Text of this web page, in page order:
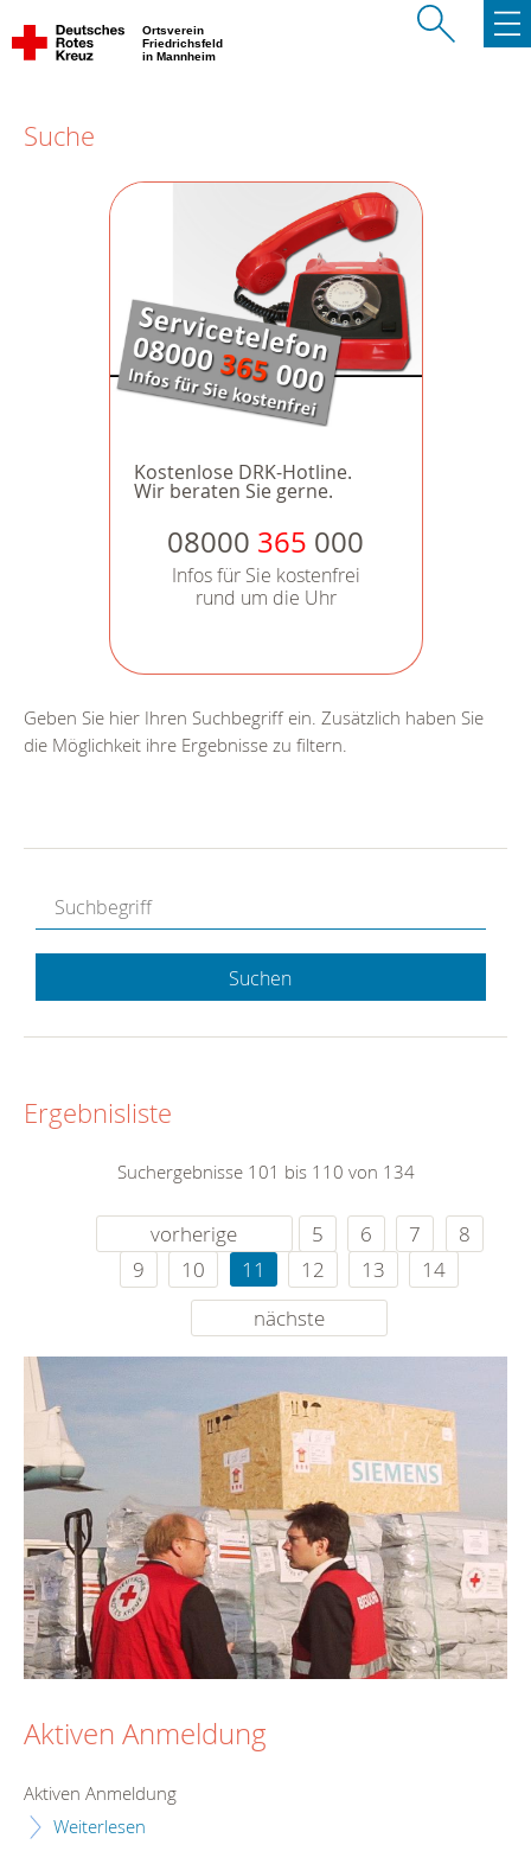
Ortsverein
Friedrichsfeld
in Mannheim
Suche
Kostenlose DRK-Hotline.
Wir beraten Sie gerne.
08000 365 000
Infos für Sie kostenfrei
rund um die Uhr
Geben Sie hier Ihren Suchbegriff ein. Zusätzlich haben Sie
die Möglichkeit ihre Ergebnisse zu filtern.
Suchen
Ergebnisliste
Suchergebnisse 101 bis 110 von 134
vorherige 5 6 7
8
9
10 11 12 13
14
nächste
Aktiven Anmeldung
Aktiven Anmeldung
Weiterlesen